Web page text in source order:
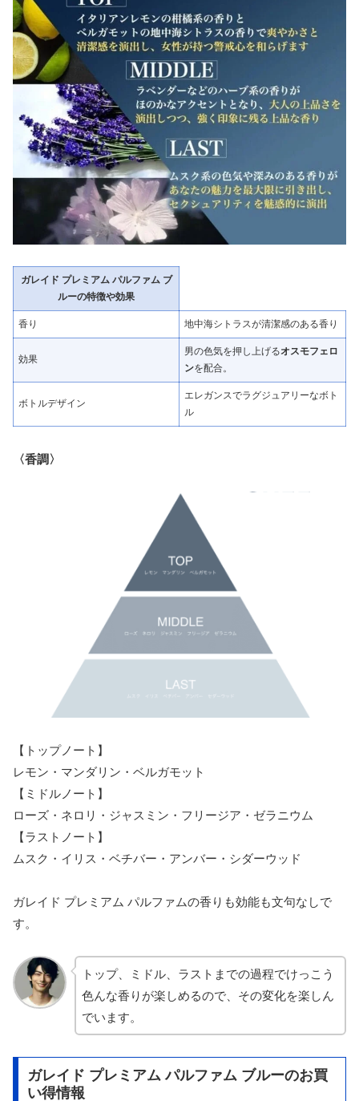
ガレイド プレミアム パルファム ブ
ルーの特徴や効果
香り 地中海シトラスが清潔感のある香り
効果
男の色気を押し上げるオスモフェロ
ンを配合。
ボトルデザイン
エレガンスでラグジュアリーなボト
ル
〈香調〉
【トップノート】
レモン・マンダリン・ベルガモット
【ミドルノート】
ローズ・ネロリ・ジャスミン・フリージア・ゼラニウム
【ラストノート】
ムスク・イリス・ベチバー・アンバー・シダーウッド
ガレイド プレミアム パルファムの香りも効能も文句なしで
す。
トップ、ミドル、ラストまでの過程でけっこう
色んな香りが楽しめるので、その変化を楽しん
でいます。
ガレイド プレミアム パルファム ブルーのお買
い得情報